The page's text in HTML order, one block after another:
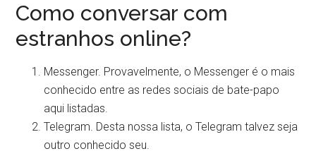
Como conversar com
estranhos online?
Messenger. Provavelmente, o Messenger é o mais
conhecido entre as redes sociais de bate-papo
aqui listadas.
Telegram. Desta nossa lista, o Telegram talvez seja
outro conhecido seu.